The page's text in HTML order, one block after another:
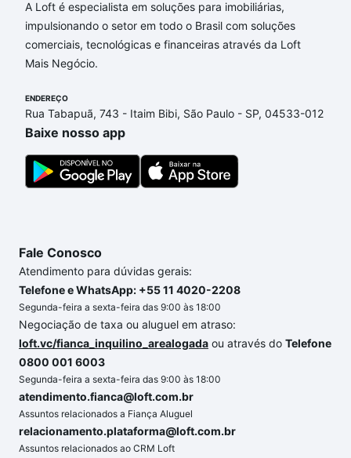
Aqui na Loft temos a oferta ideal para você, com
Imóveis à venda em rua armindo chaves - Alto
Barroca, Belo Horizonte, MG que custam a partir de
R$ 0 e com nossas opções de financiamento
orçamento. Se ainda tem alguma dúvida dos custos
envolvidos no processo de compra, veja em nosso
portal quanto custa comprar um apartamento
conte com a gente para comprar o imóvel dos seus
sonhos com segurança e conforto. Loft, com você
A Loft é especialista em soluções para imobiliárias,
impulsionando o setor em todo o Brasil com soluções
comerciais, tecnológicas e financeiras através da Loft
Mais Negócio.
ENDEREÇO
Rua Tabapuã, 743 - Itaim Bibi, São Paulo - SP, 04533-012
Baixe nosso app
Fale Conosco
Atendimento para dúvidas gerais:
Telefone e WhatsApp: +55 11 4020-2208
Segunda-feira a sexta-feira das 9:00 às 18:00
Negociação de taxa ou aluguel em atraso:
loft.vc/fianca_inquilino_arealogada ou através do Telefone
0800 001 6003
Segunda-feira a sexta-feira das 9:00 às 18:00
atendimento.fianca@loft.com.br
Assuntos relacionados a Fiança Aluguel
relacionamento.plataforma@loft.com.br
Assuntos relacionados ao CRM Loft